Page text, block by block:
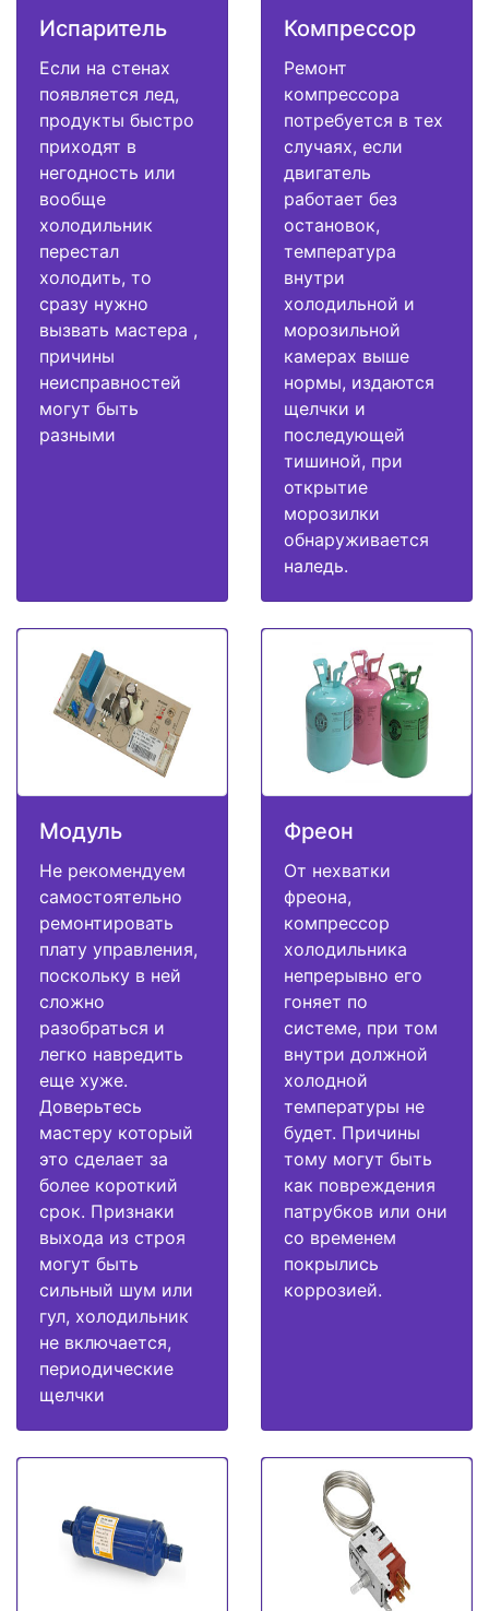
Испаритель
Если на стенах
появляется лед,
продукты быстро
приходят в
негодность или
вообще
холодильник
перестал
холодить, то
сразу нужно
вызвать мастера ,
причины
неисправностей
могут быть
разными
Компрессор
Ремонт
компрессора
потребуется в тех
случаях, если
двигатель
работает без
остановок,
температура
внутри
холодильной и
морозильной
камерах выше
нормы, издаются
щелчки и
последующей
тишиной, при
открытие
морозилки
обнаруживается
наледь.
Модуль
Не рекомендуем
самостоятельно
ремонтировать
плату управления,
поскольку в ней
сложно
разобраться и
легко навредить
еще хуже.
Доверьтесь
мастеру который
это сделает за
более короткий
срок. Признаки
выхода из строя
могут быть
сильный шум или
гул, холодильник
не включается,
периодические
щелчки
Фреон
От нехватки
фреона,
компрессор
холодильника
непрерывно его
гоняет по
системе, при том
внутри должной
холодной
температуры не
будет. Причины
тому могут быть
как повреждения
патрубков или они
со временем
покрылись
коррозией.